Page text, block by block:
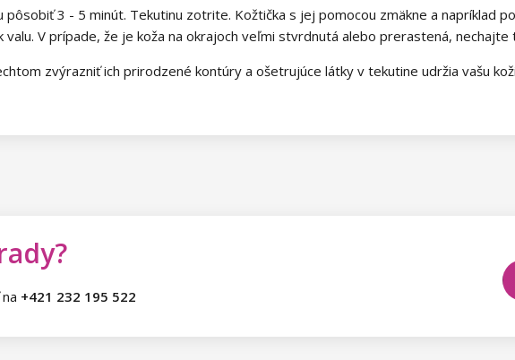
pôsobiť 3 - 5 minút. Tekutinu zotrite. Kožtička s jej pomocou zmäkne a napríklad
V prípade, že je koža na okrajoch veľmi stvrdnutá alebo prerastená, nechajte
zvýrazniť ich prirodzené kontúry a ošetrujúce látky v tekutine udržia vašu
+421 232 195 522